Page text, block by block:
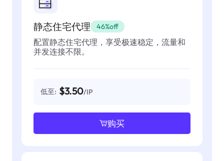
静态住宅代理 46%off
配置静态住宅代理，享受极速稳定，流量和
并发连接不限。
低至: $3.50/IP
购买